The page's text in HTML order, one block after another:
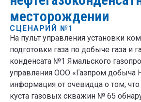
месторождении
СЦЕНАРИЙ №1
На пульт управления установки
подготовки газа по добыче газа и
конденсата №1 Ямальского
управления ООО «Газпром добыча
информация от очевидца о том,
куста газовых скважин № 65